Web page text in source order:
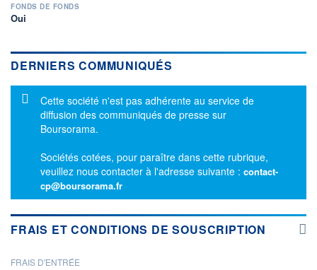
FONDS DE FONDS
Oui
DERNIERS COMMUNIQUÉS
Message d'information
Cette société n'est pas adhérente au service de
diffusion des communiqués de presse sur
Boursorama.
Sociétés cotées, pour paraître dans cette rubrique,
veuillez nous contacter à l'adresse suivante : contact-
cp@boursorama.fr
FRAIS ET CONDITIONS DE SOUSCRIPTION
PROSPECTUS
FRAIS D'ENTRÉE